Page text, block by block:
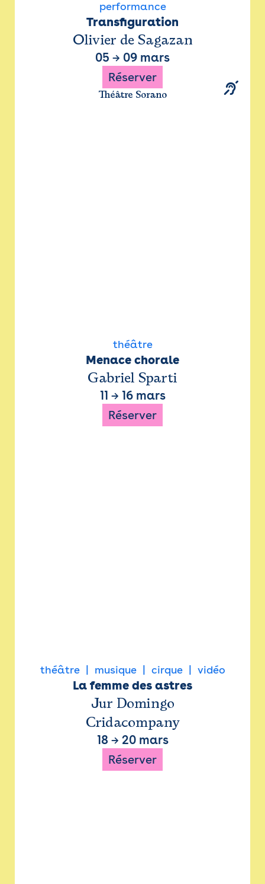
performance
Transfiguration
Olivier de Sagazan
05 → 09 mars
Réserver
Théâtre Sorano
théâtre
Menace chorale
Gabriel Sparti
11 → 16 mars
Réserver
théâtre musique cirque vidéo
La femme des astres
Jur Domingo
Cridacompany
18 → 20 mars
Réserver